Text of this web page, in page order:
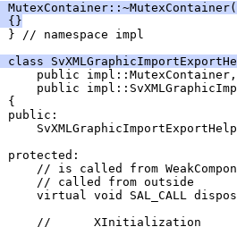
{}
} // namespace impl
class